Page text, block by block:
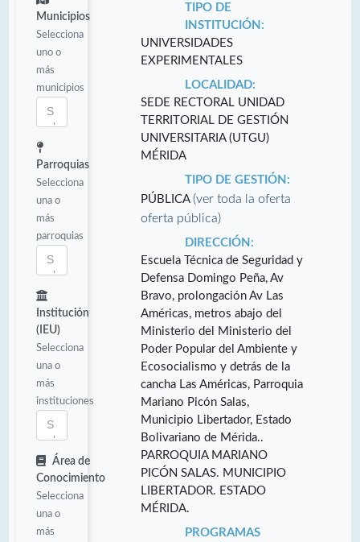
Municipios
Selecciona
uno o
más
municipios
Parroquias
Selecciona
una o
más
parroquias
Institución
(IEU)
Selecciona
una o
más
instituciones
Área de
Conocimiento
Selecciona
una o
más
TIPO DE
INSTITUCIÓN:
UNIVERSIDADES
EXPERIMENTALES
LOCALIDAD:
SEDE RECTORAL UNIDAD
TERRITORIAL DE GESTIÓN
UNIVERSITARIA (UTGU)
MÉRIDA
TIPO DE GESTIÓN:
PÚBLICA (ver toda la oferta
oferta pública)
DIRECCIÓN:
Escuela Técnica de Seguridad y
Defensa Domingo Peña, Av
Bravo, prolongación Av Las
Américas, metros abajo del
Ministerio del Ministerio del
Poder Popular del Ambiente y
Ecosocialismo y detrás de la
cancha Las Américas, Parroquia
Mariano Picón Salas,
Municipio Libertador, Estado
Bolivariano de Mérida..
PARROQUIA MARIANO
PICÓN SALAS. MUNICIPIO
LIBERTADOR. ESTADO
MÉRIDA.
PROGRAMAS